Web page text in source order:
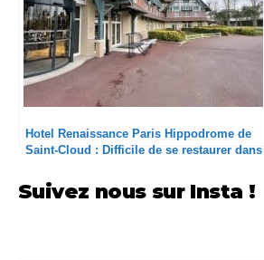
Hotel Renaissance Paris Hippodrome de
Saint-Cloud : Difficile de se restaurer dans
Suivez nous sur Insta !